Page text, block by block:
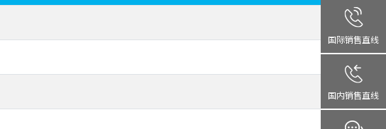
国际销售直线
国内销售直线